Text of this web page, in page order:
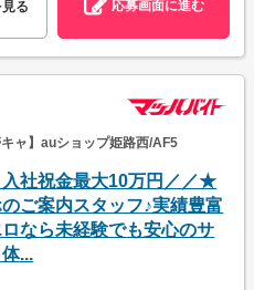
る 応募画面に進む
ャ】auショップ姫路西/AF5
社祝金最大10万円／／★
ご案内スタッフ♪実績豊富
なら未経験でも安心のサ
...